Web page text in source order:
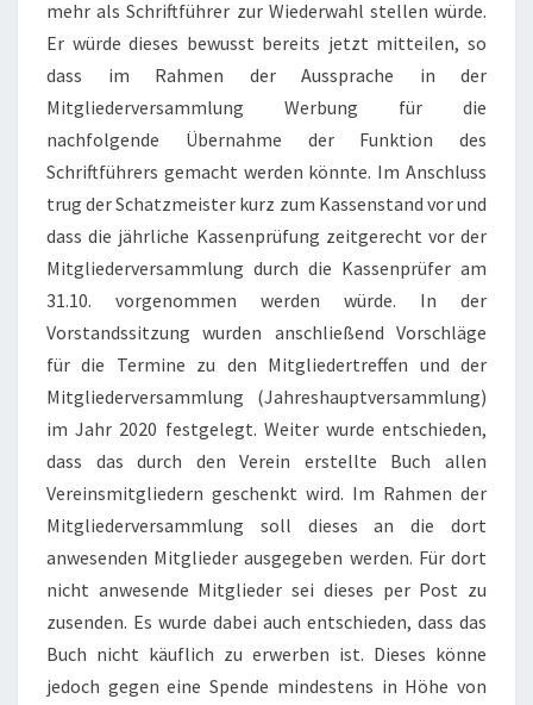
mehr als Schriftführer zur Wiederwahl stellen würde.
Er würde dieses bewusst bereits jetzt mitteilen, so
dass im Rahmen der Aussprache in der
Mitgliederversammlung Werbung für die
nachfolgende Übernahme der Funktion des
Schriftführers gemacht werden könnte. Im Anschluss
trug der Schatzmeister kurz zum Kassenstand vor und
dass die jährliche Kassenprüfung zeitgerecht vor der
Mitgliederversammlung durch die Kassenprüfer am
31.10. vorgenommen werden würde. In der
Vorstandssitzung wurden anschließend Vorschläge
für die Termine zu den Mitgliedertreffen und der
Mitgliederversammlung (Jahreshauptversammlung)
im Jahr 2020 festgelegt. Weiter wurde entschieden,
dass das durch den Verein erstellte Buch allen
Vereinsmitgliedern geschenkt wird. Im Rahmen der
Mitgliederversammlung soll dieses an die dort
anwesenden Mitglieder ausgegeben werden. Für dort
nicht anwesende Mitglieder sei dieses per Post zu
zusenden. Es wurde dabei auch entschieden, dass das
Buch nicht käuflich zu erwerben ist. Dieses könne
jedoch gegen eine Spende mindestens in Höhe von